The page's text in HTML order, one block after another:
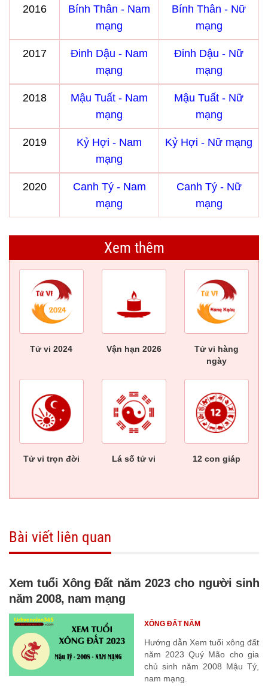
2016
Bính Thân - Nam
mạng
Bính Thân - Nữ
mạng
2017
Đinh Dậu - Nam
mạng
Đinh Dậu - Nữ
mạng
2018
Mậu Tuất - Nam
mạng
Mậu Tuất - Nữ
mạng
2019
Kỷ Hợi - Nam
mạng
Kỷ Hợi - Nữ mạng
2020
Canh Tý - Nam
mạng
Canh Tý - Nữ
mạng
Xem thêm
Tử vi 2024 Vận hạn 2026
Tử vi hàng
ngày
Tử vi trọn đời Lá số tử vi 12 con giáp
Bài viết liên quan
Xem tuổi Xông Đất năm 2023 cho người sinh
năm 2008, nam mạng
Hướng dẫn Xem tuổi xông đất
năm 2023 Quý Mão cho gia
chủ sinh năm 2008 Mậu Tý,
nam mạng.
XÔNG ĐẤT NĂM